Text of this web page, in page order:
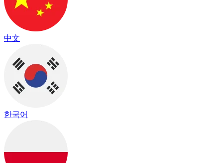
中文
한국어